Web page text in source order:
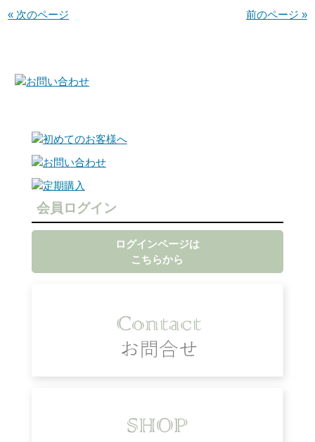
« 次のページ 前のページ »
会員ログイン
ログインページは
こちらから